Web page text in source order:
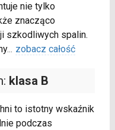
nie tylko
znacząco
szkodliwych spalin.
... zobacz całość
klasa B
to istotny wskaźnik
podczas